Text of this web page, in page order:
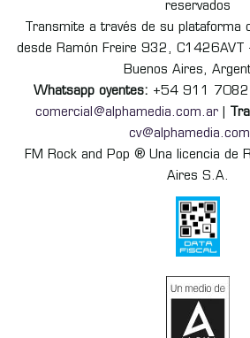
reservados
Transmite a través de su plataforma
desde Ramón Freire 932, C1426AVT
Buenos Aires,
Whatsapp oyentes: +54 911
comercial@alphamedia.com.ar
FM Rock and Pop ® Una licencia de
Aires S.A.